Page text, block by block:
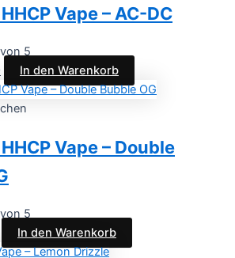
Vape – AC-DC
von 5
In den Warenkorb
Vape – Double
von 5
In den Warenkorb